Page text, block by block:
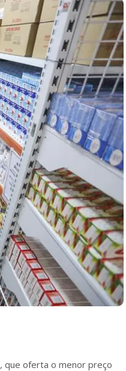
, que oferta o menor preço